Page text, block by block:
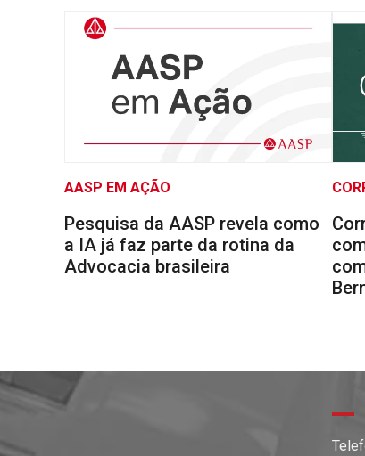
AASP EM AÇÃO
Pesquisa da AASP revela como
a IA já faz parte da rotina da
Advocacia brasileira